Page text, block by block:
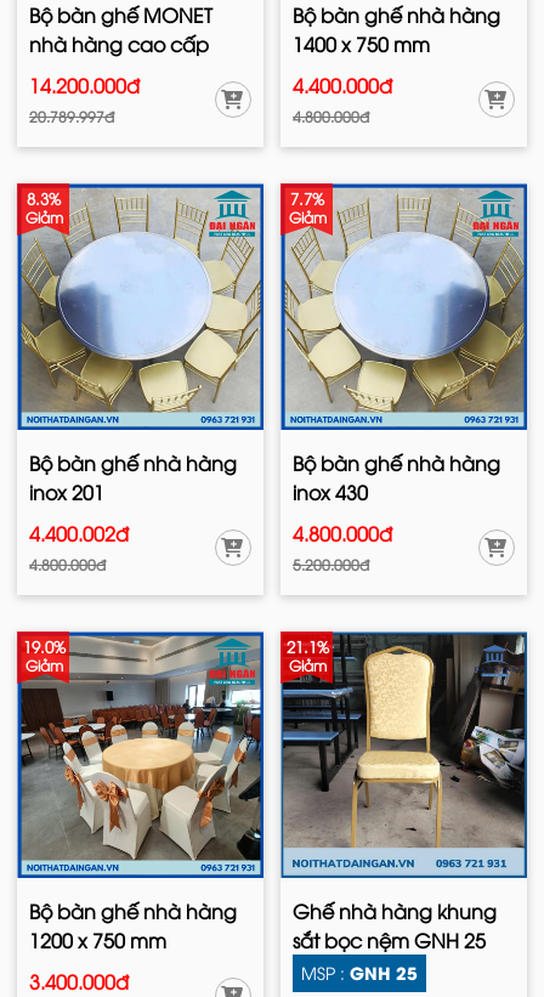
Bộ bàn ghế MONET
nhà hàng cao cấp
14.200.000đ
20.789.997đ
Bộ bàn ghế nhà hàng
1400 x 750 mm
4.400.000đ
4.800.000đ
8.3%
Giảm
Bộ bàn ghế nhà hàng
inox 201
4.400.002đ
4.800.000đ
7.7%
Giảm
Bộ bàn ghế nhà hàng
inox 430
4.800.000đ
5.200.000đ
19.0%
Giảm
Bộ bàn ghế nhà hàng
1200 x 750 mm
3.400.000đ
21.1%
Giảm
Ghế nhà hàng khung
sắt bọc nệm GNH 25
MSP : GNH 25